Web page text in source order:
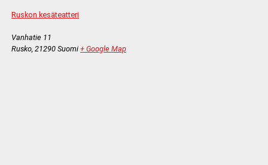
Ruskon kesäteatteri
Vanhatie 11
Rusko, 21290 Suomi + Google Map